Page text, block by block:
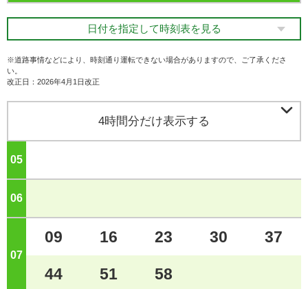
日付を指定して時刻表を見る
※道路事情などにより、時刻通り運転できない場合がありますので、ご了承くださ
い。
改正日：2026年4月1日改正
4時間分だけ表示する 
05
06
07 ジ
09 16 23 30 37
44 51 58